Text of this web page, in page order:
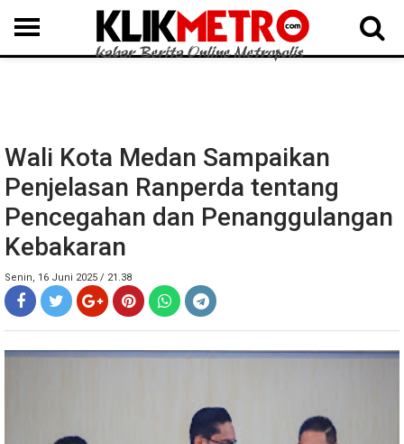
MEDAN LANGKAT DAIRI SAMOSIR TAPUT BATUBARA DELISERDANG
Wali Kota Medan Sampaikan
Penjelasan Ranperda tentang
Pencegahan dan Penanggulangan
Kebakaran
Senin, 16 Juni 2025 / 21.38